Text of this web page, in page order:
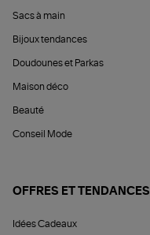
Sacs à main
Bijoux tendances
Doudounes et Parkas
Maison déco
Beauté
Conseil Mode
OFFRES ET TENDANCES
Idées Cadeaux